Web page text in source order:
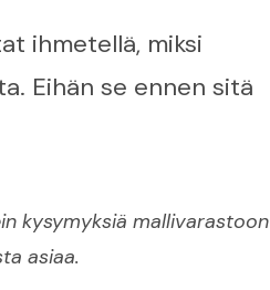
ihmetellä, miksi
Eihän se ennen sitä
kysymyksiä mallivarastoon
asiaa.